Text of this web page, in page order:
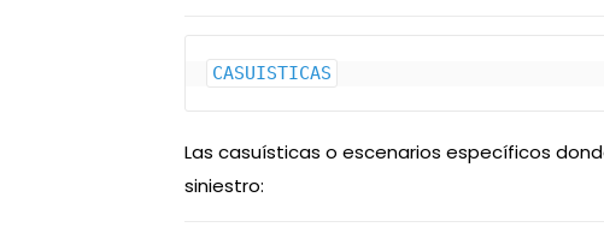
CASUISTICAS
Las casuísticas o escenarios específicos
siniestro: